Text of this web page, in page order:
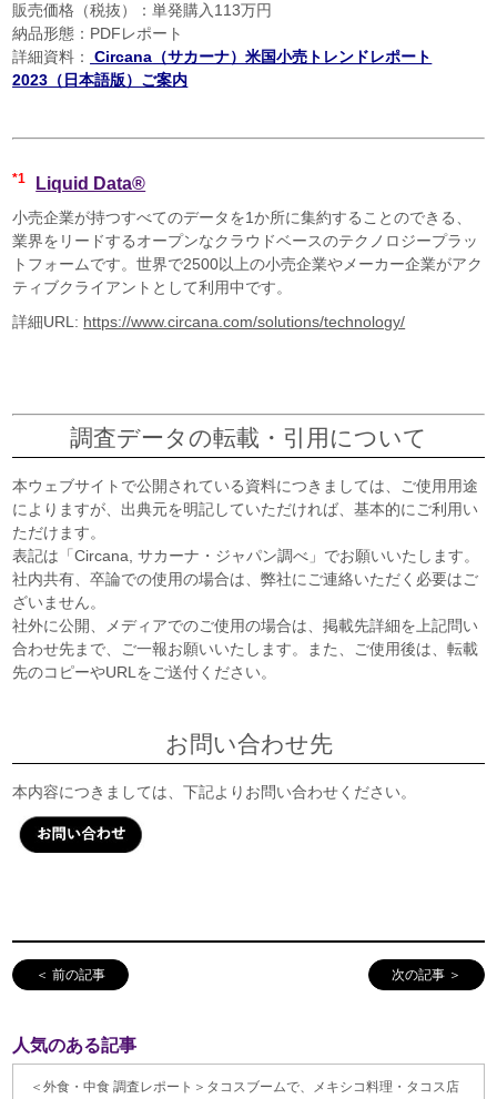
販売価格（税抜）：単発購入113万円
納品形態：PDFレポート
詳細資料：
Circana （サカーナ）米国小売トレンドレポート
2023 （日本語版）ご案内
*1 Liquid Data®
小売企業が持つすべてのデータを1か所に集約することのできる、
業界をリードするオープンなクラウドベースのテクノロジープラッ
トフォームです。世界で2500以上の小売企業やメーカー企業がアク
ティブクライアントとして利用中です。
詳細URL: https://www.circana.com/solutions/technology/
調査データの転載・引用について
本ウェブサイトで公開されている資料につきましては、ご使用用途
によりますが、出典元を明記していただければ、基本的にご利用い
ただけます。
表記は「Circana, サカーナ・ジャパン調べ」でお願いいたします。
社内共有、卒論での使用の場合は、弊社にご連絡いただく必要はご
ざいません。
社外に公開、メディアでのご使用の場合は、掲載先詳細を上記問い
合わせ先まで、ご一報お願いいたします。また、ご使用後は、転載
先のコピーやURLをご送付ください。
お問い合わせ先
本内容につきましては、下記よりお問い合わせください。
＜ 前の記事 次の記事 ＞
人気のある記事
＜外食・中食 調査レポート＞タコスブームで、メキシコ料理・タコス店